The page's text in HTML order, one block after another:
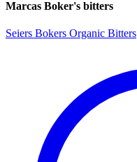
Marcas Boker's bitters
Seiers Bokers Organic Bitters